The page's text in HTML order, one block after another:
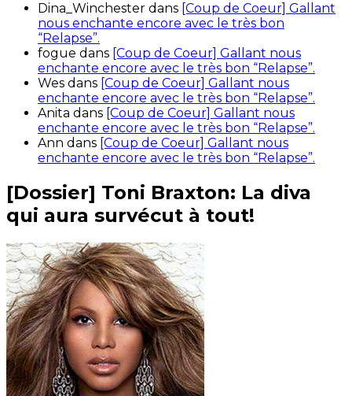
Dina_Winchester dans [Coup de Coeur] Gallant
nous enchante encore avec le très bon
“Relapse”.
fogue dans [Coup de Coeur] Gallant nous
enchante encore avec le très bon “Relapse”.
Wes dans [Coup de Coeur] Gallant nous
enchante encore avec le très bon “Relapse”.
Anita dans [Coup de Coeur] Gallant nous
enchante encore avec le très bon “Relapse”.
Ann dans [Coup de Coeur] Gallant nous
enchante encore avec le très bon “Relapse”.
[Dossier] Toni Braxton: La diva
qui aura survécut à tout!